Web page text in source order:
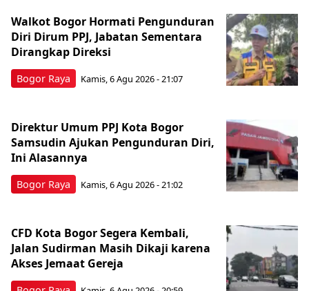
Bogor Raya
Walkot Bogor Hormati Pengunduran
Diri Dirum PPJ, Jabatan Sementara
Dirangkap Direksi
Kamis, 6 Agu 2026 - 21:07
Bogor Raya
Direktur Umum PPJ Kota Bogor
Samsudin Ajukan Pengunduran Diri,
Ini Alasannya
Kamis, 6 Agu 2026 - 21:02
CFD Kota Bogor Segera Kembali,
Jalan Sudirman Masih Dikaji karena
Akses Jemaat Gereja